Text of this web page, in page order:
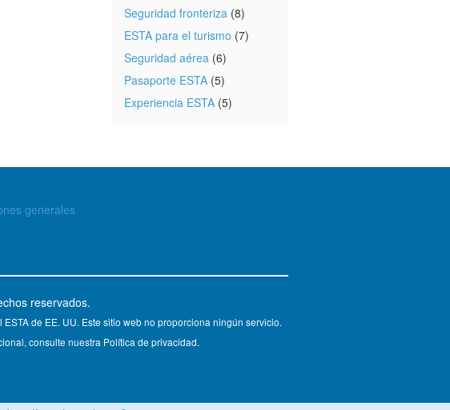
Seguridad fronteriza (8)
ESTA para el turismo (7)
Seguridad aérea (6)
Pasaporte ESTA (5)
Experiencia ESTA (5)
generales
reservados.
de EE. UU. Este sitio web no proporciona ningún servicio.
consulte nuestra Política de privacidad.